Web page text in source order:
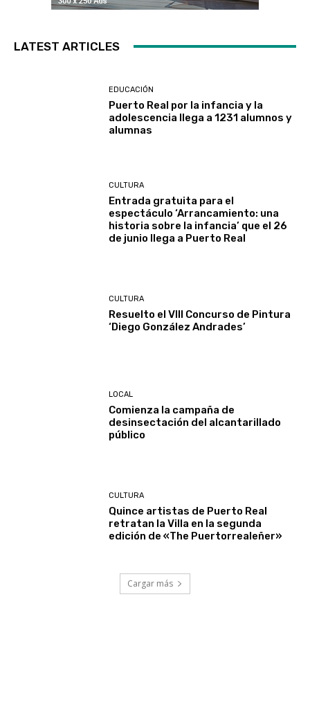
LATEST ARTICLES
EDUCACIÓN
Puerto Real por la infancia y la
adolescencia llega a 1231 alumnos y
alumnas
CULTURA
Entrada gratuita para el
espectáculo ‘Arrancamiento: una
historia sobre la infancia’ que el 26
de junio llega a Puerto Real
CULTURA
Resuelto el VIII Concurso de Pintura
‘Diego González Andrades’
LOCAL
Comienza la campaña de
desinsectación del alcantarillado
público
CULTURA
Quince artistas de Puerto Real
retratan la Villa en la segunda
edición de «The Puertorrealeñer»
Cargar más